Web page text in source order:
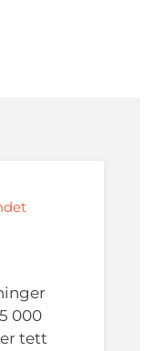
000
tett